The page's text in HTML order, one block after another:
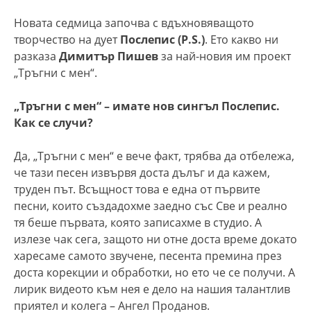
Новата седмица започва с вдъхновяващото
творчество на дуетПослепис (P.S.). Ето какво ни
разказа Димитър Пишевза най-новия им проект
„Тръгни с мен“.
„Тръгни с мен“ – имате нов сингъл Послепис.
Как се случи?
Да, „Тръгни с мен“ е вече факт, трябва да отбележа,
че тази песен извървя доста дълъг и да кажем,
труден път. Всъщност това е една от първите
песни, които създадохме заедно със Све и реално
тя беше първата, която записахме в студио. А
излезе чак сега, защото ни отне доста време докато
харесаме самото звучене, песента премина през
доста корекции и обработки, но ето че се получи. А
лирик видеото към нея е дело на нашия талантлив
приятел и колега – Ангел Проданов.